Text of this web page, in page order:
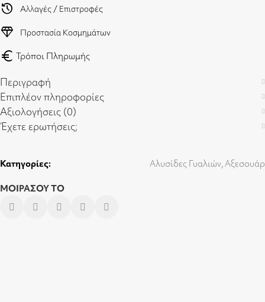
history Αλλαγές / Επιστροφές
diamond Προστασία Κοσμημάτων
euro Τρόποι Πληρωμής
Περιγραφή
Επιπλέον πληροφορίες
Αξιολογήσεις (0)
Έχετε ερωτήσεις;
Κατηγορίες: Αλυσίδες Γυαλιών,Αξεσουάρ
ΜΟΙΡΑΣΟΥ ΤΟ